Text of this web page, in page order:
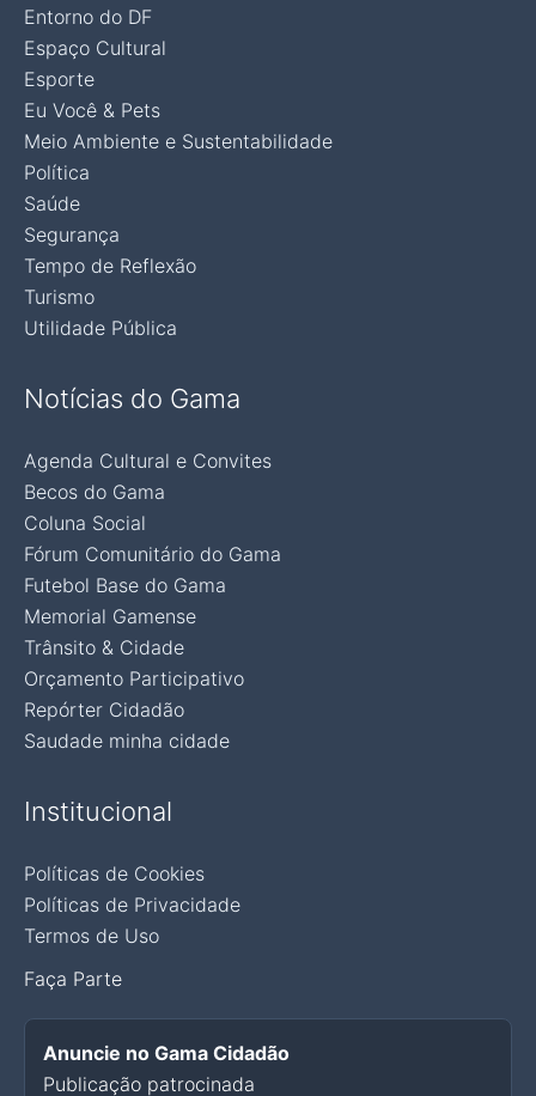
Entorno do DF
Espaço Cultural
Esporte
Eu Você & Pets
Meio Ambiente e Sustentabilidade
Política
Saúde
Segurança
Tempo de Reflexão
Turismo
Utilidade Pública
Notícias do Gama
Agenda Cultural e Convites
Becos do Gama
Coluna Social
Fórum Comunitário do Gama
Futebol Base do Gama
Memorial Gamense
Trânsito & Cidade
Orçamento Participativo
Repórter Cidadão
Saudade minha cidade
Institucional
Políticas de Cookies
Políticas de Privacidade
Termos de Uso
Faça Parte
Anuncie no Gama Cidadão
Publicação patrocinada